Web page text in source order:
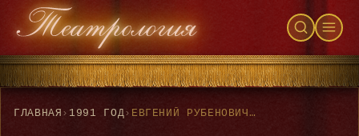
ГЛАВНАЯ › 1991 ГОД› ЕВГЕНИЙ РУБЕНОВИЧ СИМОНОВ РАССКАЗЫВАЕТ Ч. 8Я (БЕСЕДУ ВЕДЕТ Т.Е.КОРОЛЬКОВА ЗАП. С 5.11 1991Г. ПО 24.1.1992Г)